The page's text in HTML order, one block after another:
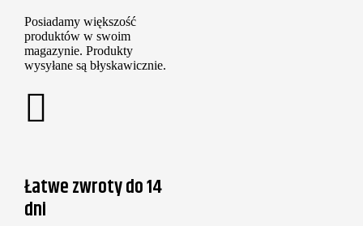
Posiadamy większość
produktów w swoim
magazynie. Produkty
wysyłane są błyskawicznie.
Łatwe zwroty do 14
dni